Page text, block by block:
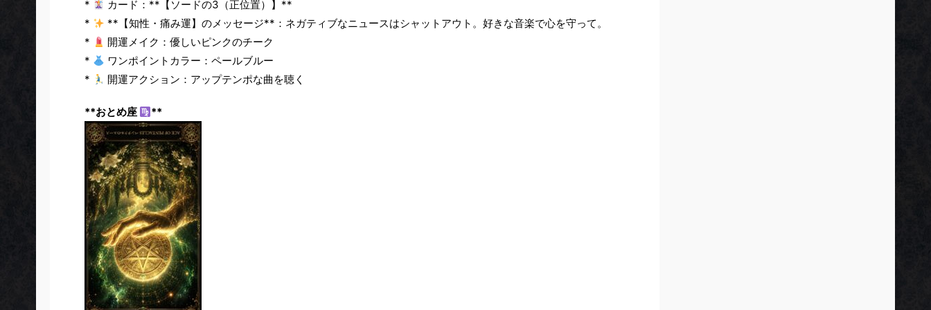
*
カード：**【ソードの3（正位置）】**
*
**【知性・痛み運】のメッセージ**：ネガティブなニュースはシャットアウト。好きな音楽で心を守って。
*
開運メイク：優しいピンクのチーク
*
ワンポイントカラー：ペールブルー
*
開運アクション：アップテンポな曲を聴く
**おとめ座 **